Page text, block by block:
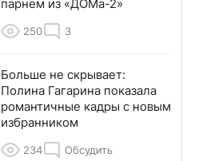
парнем из «ДОМа-2»
250 3
Больше не скрывает:
Полина Гагарина показала
романтичные кадры с новым
избранником
234 Обсудить